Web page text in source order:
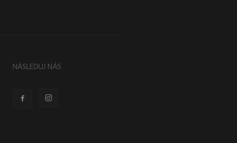
NÁSLEDUJ NÁS